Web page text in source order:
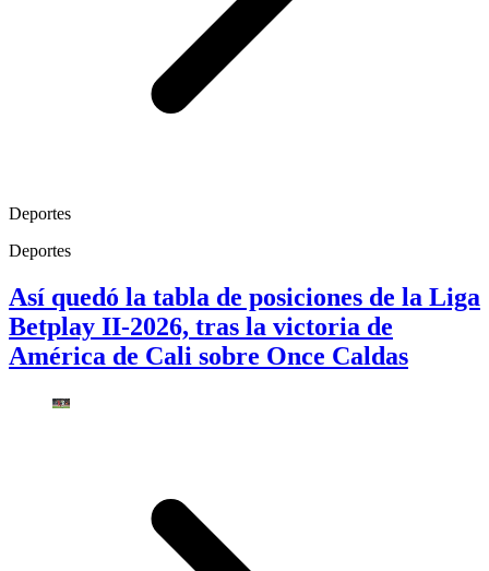
Deportes
Deportes
Así quedó la tabla de posiciones de la Liga
Betplay II-2026, tras la victoria de
América de Cali sobre Once Caldas